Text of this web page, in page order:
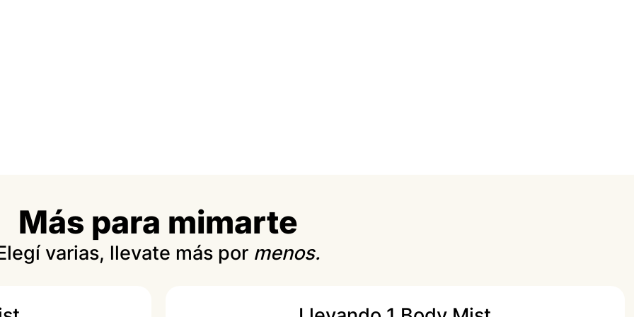
Más para mimarte
varias, llevate más por menos.